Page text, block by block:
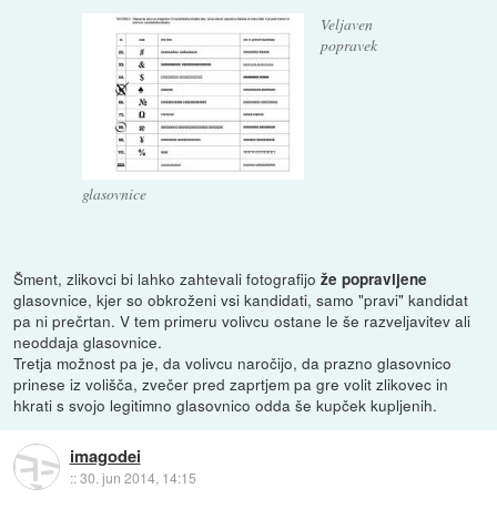
Veljaven
popravek
glasovnice
Šment, zlikovci bi lahko zahtevali fotografijože popravljene
glasovnice, kjer so obkroženi vsi kandidati, samo "pravi" kandidat
pa ni prečrtan. V tem primeru volivcu ostane le še razveljavitev ali
neoddaja glasovnice.
Tretja možnost pa je, da volivcu naročijo, da prazno glasovnico
prinese iz volišča, zvečer pred zaprtjem pa gre volit zlikovec in
hkrati s svojo legitimno glasovnico odda še kupček kupljenih.
imagodei
::30. jun 2014, 14:15